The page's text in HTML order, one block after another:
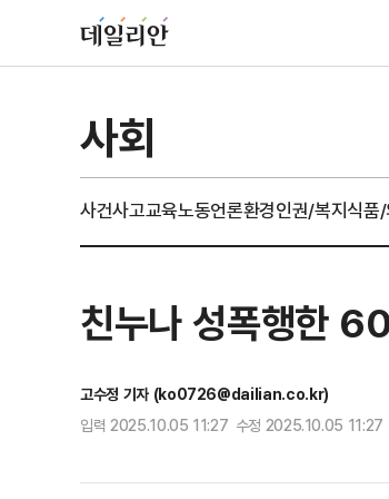
사회
사건사고교육노동언론환경인권/복지식품
친누나 성폭행한
고수정 기자 (ko0726@dailian.co.kr)
입력 2025.10.05 11:27 수정 2025.10.05 11:27